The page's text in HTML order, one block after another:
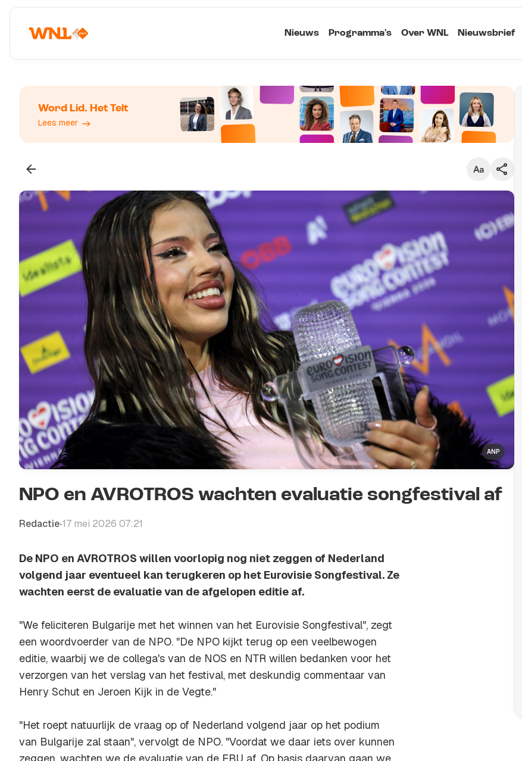
Nieuws Programma's Over WNL Nieuwsbrief
Word Lid. Het Telt
Lees meer
Standaard
Groot
Kopieer link
ANP
NPO en AVROTROS wachten evaluatie songfestival af
Redactie•17 mei 2026 07:21
De NPO en AVROTROS willen voorlopig nog niet zeggen of Nederland
volgend jaar eventueel kan terugkeren op het Eurovisie Songfestival. Ze
wachten eerst de evaluatie van de afgelopen editie af.
"We feliciteren Bulgarije met het winnen van het Eurovisie Songfestival", zegt
een woordvoerder van de NPO. "De NPO kijkt terug op een veelbewogen
editie, waarbij we de collega's van de NOS en NTR willen bedanken voor het
verzorgen van het verslag van het festival, met deskundig commentaar van
Henry Schut en Jeroen Kijk in de Vegte."
"Het roept natuurlijk de vraag op of Nederland volgend jaar op het podium
van Bulgarije zal staan", vervolgt de NPO. "Voordat we daar iets over kunnen